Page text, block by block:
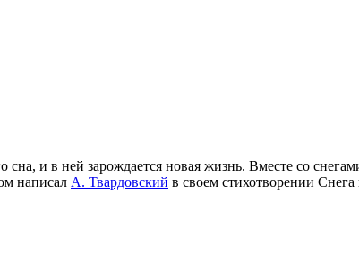
и в ней зарождается новая жизнь. Вместе со
написал А. Твардовский в своем стихотворении